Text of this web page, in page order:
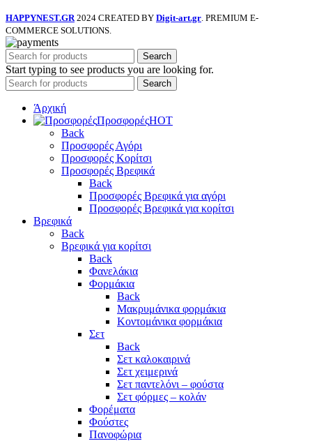
HAPPYNEST.GR 2024 CREATED BY Digit-art.gr . PREMIUM E-
COMMERCE SOLUTIONS.
Search
Start typing to see products you are looking for.
Search
Άρχική
ΠροσφορέςHOT
Back
Προσφορές Αγόρι
Προσφορές Κορίτσι
Προσφορές Βρεφικά
Back
Προσφορές Βρεφικά για αγόρι
Προσφορές Βρεφικά για κορίτσι
Βρεφικά
Back
Βρεφικά για κορίτσι
Back
Φανελάκια
Φορμάκια
Back
Μακρυμάνικα φορμάκια
Κοντομάνικα φορμάκια
Σετ
Back
Σετ καλοκαιρινά
Σετ χειμερινά
Σετ παντελόνι – φούστα
Σετ φόρμες – κολάν
Φορέματα
Φούστες
Πανοφώρια